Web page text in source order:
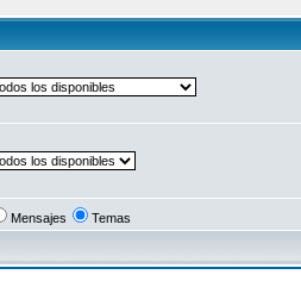
Mensajes Temas